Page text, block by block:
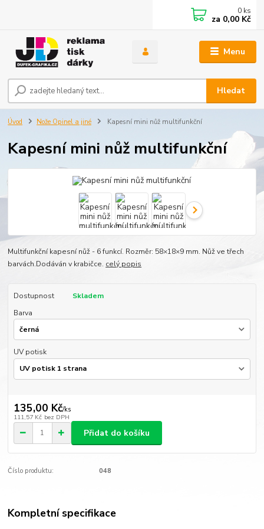
Menu
Hledat
0 ks
za 0,00 Kč
Úvod Nože Opinel a jiné Kapesní mini nůž multifunkční
Kapesní mini nůž multifunkční
Multifunkční kapesní nůž - 6 funkcí. Rozměr: 58×18×9 mm. Nůž ve třech
barvách.Dodáván v krabičce. celý popis
Dostupnost
Skladem
Barva
UV potisk
135,00 Kč/ks
111,57 Kč bez DPH
Přidat do košíku
Číslo produktu: 048
Kompletní specifikace